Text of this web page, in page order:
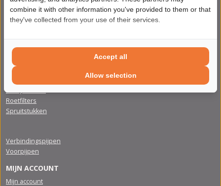
aanbiedingen. Meld u vandaag nog aan voor de nieuwsbrief.
POPULAIRE CATEGORIEËN
Katalysatoren
Roetfilters
Spruitstukken
Verbindingspijpen
Voorpijpen
MIJN ACCOUNT
Mijn account
combine it with other information you've provided to them or that
they've collected from your use of their services.
Allow selection
Accept all